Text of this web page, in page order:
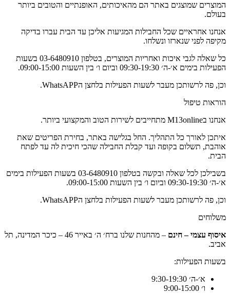
המוצרים שמוצגים באתר הם מהאיכותים, האופנתיים והטובים ביותר
בעולם.
אנחנו אחראיים שכל החבילות המגיעות אליכן עד הבית עברו בדיקה
מקיפה לפני שנארזו ונשלחו.
כל שאלה לגבי איכות ואחריות המוצרים, בטלפון 03-6480910 בשעות
הפעילות בימים א׳-ה׳ 09:30-19:30 וביום ו׳ בין השעות 09:00-15:00.
וכן, פה לרשותכן מעבר לשעות הפעילות בלחצן הWhatsAPP.
הוראות טיפול
אנחנו בM13online מתחייבים לשירות הטוב והמקצועי ביותר.
איתכן לאורך כל התהליך. החל בגלישה באתר, בחירת הפריטים שאת
אוהבת, תשלום בקופה ועד קבלת החבילה שהכי חיכית לה עד לפתח
הבית.
בשבילכן לכל שאלה ובקשה בטלפון 03-6480910 בשעות הפעילות בימים
א׳-ה׳ 09:30-19:30 וביום ו׳ בין השעות 09:00-15:00.
וכן, פה לרשותכן מעבר לשעות הפעילות בלחצן הWhatsAPP.
משלוחים
איסוף עצמי – חינם
– מהחנות שלנו ברח׳ ה׳ באייר 46 – כיכר המדינה, תל
אביב.
בשעות הפעילות:
א׳-ה׳ 9:30-19:30
ו׳ 9:00-15:00